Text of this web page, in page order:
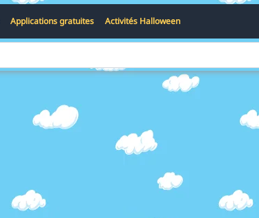
Applications gratuites Activités Halloween